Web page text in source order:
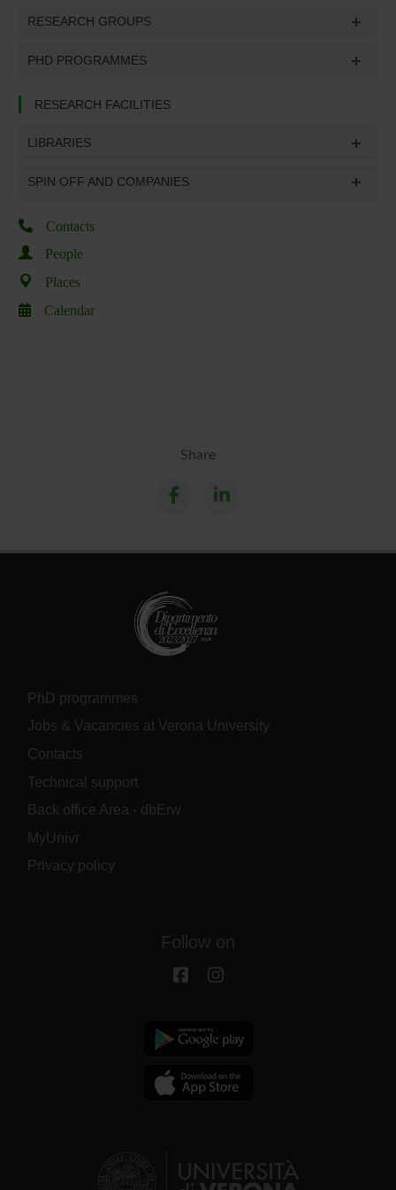
RESEARCH GROUPS
PHD PROGRAMMES
RESEARCH FACILITIES
LIBRARIES
SPIN OFF AND COMPANIES
Contacts
People
Places
Calendar
Share
PhD programmes
Jobs & Vacancies at Verona University
Contacts
Technical support
Back office Area - dbErw
MyUnivr
Privacy policy
Follow on